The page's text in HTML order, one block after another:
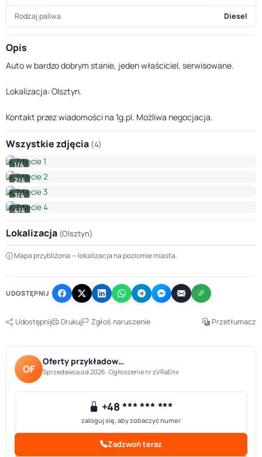
Rodzaj paliwa Diesel
Opis
Auto w bardzo dobrym stanie, jeden właściciel, serwisowane.
Lokalizacja: Olsztyn.
Kontakt przez wiadomości na 1g.pl. Możliwa negocjacja.
Wszystkie zdjęcia (4)
1/4
2/4
3/4
4/4
Lokalizacja (Olsztyn)
+
−
Mapa przybliżona — lokalizacja na poziomie miasta.
UDOSTĘPNIJ
Udostępnij Drukuj Zgłoś naruszenie Przetłumacz
OF
Oferty przykładow…
Sprzedawca od 2026 · Ogłoszenie nr zVRaEnx
+48 *** *** ***
zaloguj się, aby zobaczyć numer
Zadzwoń teraz